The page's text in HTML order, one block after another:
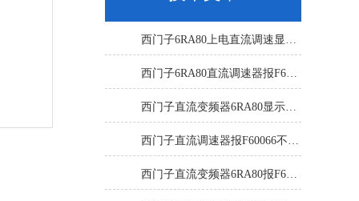
西门子6RA80上电直流调速显示F60068修复解决
西门子6RA80直流调速器报F60161修复方法有
西门子直流变频器6RA80显示报F60097代码修复
西门子直流调速器报F60066不能复位修复解决
西门子直流变频器6RA80报F60005修复排除